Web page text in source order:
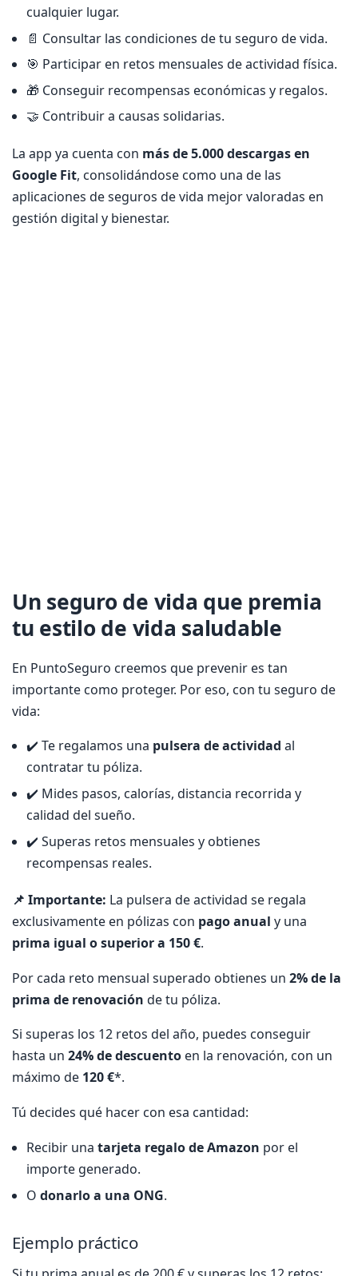
cualquier lugar.
📄 Consultar las condiciones de tu seguro de vida.
🎯 Participar en retos mensuales de actividad física.
🎁 Conseguir recompensas económicas y regalos.
🤝 Contribuir a causas solidarias.
La app ya cuenta con más de 5.000 descargas en
Google Fit, consolidándose como una de las
aplicaciones de seguros de vida mejor valoradas en
gestión digital y bienestar.
Un seguro de vida que premia
tu estilo de vida saludable
En PuntoSeguro creemos que prevenir es tan
importante como proteger. Por eso, con tu seguro de
vida:
✔️ Te regalamos una pulsera de actividad al
contratar tu póliza.
✔️ Mides pasos, calorías, distancia recorrida y
calidad del sueño.
✔️ Superas retos mensuales y obtienes
recompensas reales.
📌 Importante: La pulsera de actividad se regala
exclusivamente en pólizas con pago anual y una
prima igual o superior a 150 €.
Por cada reto mensual superado obtienes un 2% de la
prima de renovación de tu póliza.
Si superas los 12 retos del año, puedes conseguir
hasta un 24% de descuento en la renovación, con un
máximo de 120 €*.
Tú decides qué hacer con esa cantidad:
Recibir unatarjeta regalo de Amazon por el
importe generado.
Odonarlo a una ONG.
Ejemplo práctico